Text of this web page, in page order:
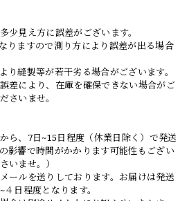
見え方に誤差がございます。
りますので測り方により誤差が出る場合
縫製等が若干劣る場合がございます。
差により、在庫を確保できない場合がご
さいませ。
ら、7日~15日程度（休業日除く）で発送
影響で時間がかかります可能性もござい
いませ。）
ールを送りしております。お届けは発送
日程度となります。